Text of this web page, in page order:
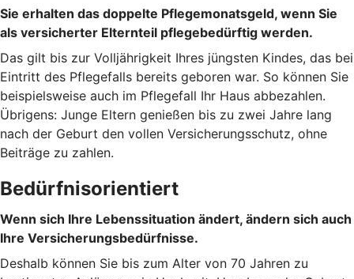
Sie erhalten das doppelte Pflegemonatsgeld, wenn Sie
als versicherter Elternteil pflegebedürftig werden.
Das gilt bis zur Volljährigkeit Ihres jüngsten Kindes, das bei
Eintritt des Pflegefalls bereits geboren war. So können Sie
beispielsweise auch im Pflegefall Ihr Haus abbezahlen.
Übrigens: Junge Eltern genießen bis zu zwei Jahre lang
nach der Geburt den vollen Versicherungsschutz, ohne
Beiträge zu zahlen.
Bedürfnisorientiert
Wenn sich Ihre Lebenssituation ändert, ändern sich auch
Ihre Versicherungsbedürfnisse.
Deshalb können Sie bis zum Alter von 70 Jahren zu